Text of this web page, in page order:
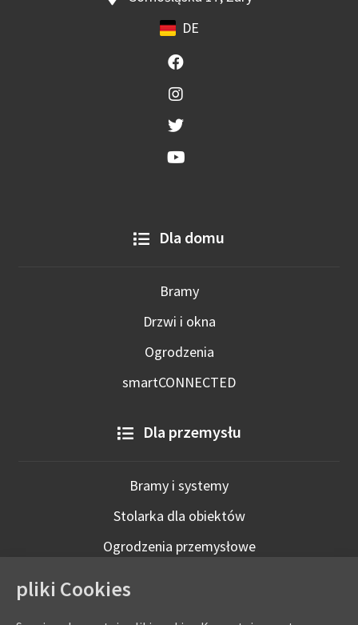
DE
Dla domu
Bramy
Drzwi i okna
Ogrodzenia
smartCONNECTED
Dla przemysłu
Bramy i systemy
Stolarka dla obiektów
Ogrodzenia przemysłowe
pliki Cookies